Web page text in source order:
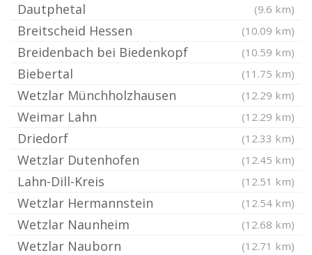
Dautphetal (9.6 km)
Breitscheid Hessen (10.09 km)
Breidenbach bei Biedenkopf (10.59 km)
Biebertal (11.75 km)
Wetzlar Münchholzhausen (12.29 km)
Weimar Lahn (12.29 km)
Driedorf (12.33 km)
Wetzlar Dutenhofen (12.45 km)
Lahn-Dill-Kreis (12.51 km)
Wetzlar Hermannstein (12.54 km)
Wetzlar Naunheim (12.68 km)
Wetzlar Nauborn (12.71 km)